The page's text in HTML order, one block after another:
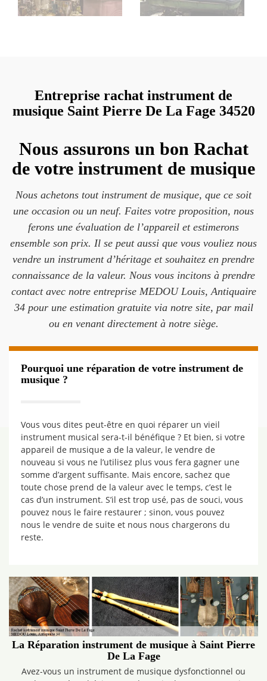
Entreprise rachat instrument de
musique Saint Pierre De La Fage 34520
Nous assurons un bon Rachat
de votre instrument de musique
Nous achetons tout instrument de musique, que ce soit
une occasion ou un neuf. Faites votre proposition, nous
ferons une évaluation de l’appareil et estimerons
ensemble son prix. Il se peut aussi que vous vouliez nous
vendre un instrument d’héritage et souhaitez en prendre
connaissance de la valeur. Nous vous incitons à prendre
contact avec notre entreprise MEDOU Louis, Antiquaire
34 pour une estimation gratuite via notre site, par mail
ou en venant directement à notre siège.
Pourquoi une réparation de votre instrument de
musique ?
Vous vous dites peut-être en quoi réparer un vieil
instrument musical sera-t-il bénéfique ? Et bien, si votre
appareil de musique a de la valeur, le vendre de
nouveau si vous ne l’utilisez plus vous fera gagner une
somme d’argent suffisante. Mais encore, sachez que
toute chose prend de la valeur avec le temps, c’est le
cas d’un instrument. S’il est trop usé, pas de souci, vous
pouvez nous le faire restaurer ; sinon, vous pouvez
nous le vendre de suite et nous nous chargerons du
reste.
La Réparation instrument de musique à Saint Pierre
De La Fage
Avez-vous un instrument de musique dysfonctionnel ou